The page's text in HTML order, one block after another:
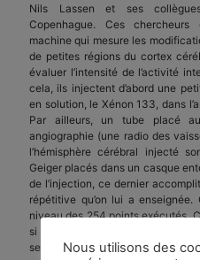
Nils Lassen et ses
Copenhague. Ces
machine qui mesure les
de petites régions du cortex
évaluer l’intensité de l’activité
cela, ils injectent d’abord une
en solution, le Xénon 133, dans
Par ailleurs, un tube placé
angiographie (une radio des
l’hémisphère cérébral injecté
Geiger placés dans un casque
de l’injection, ce dernier
répétitive qu’on lui a
niveau des 254 points exécutés.
si quelqu’un a seulement
ses pensées activent les
Nous utilisons des